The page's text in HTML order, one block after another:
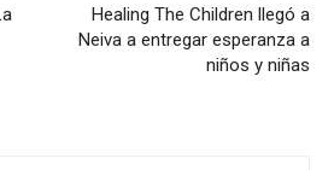
Healing The Children llegó a
Neiva a entregar esperanza a
niños y niñas